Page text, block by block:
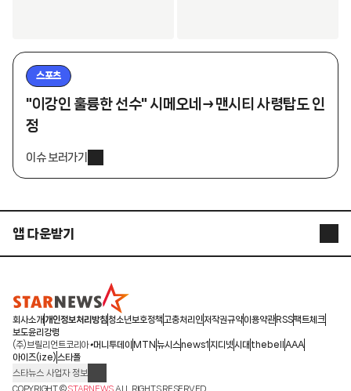
스포츠
"이강인 훌륭한 선수" 시메오네→맨시티 사령탑도 인
정
이슈 보러가기
앱 다운받기
STARPOLL
회사소개 개인정보처리방침청소년보호정책 고충처리인저작권규약이용약관 RSS팩트체크
보도윤리강령
(주)브릴리언트코리아 머니투데이 MTN 뉴시스news1 지디넷시대 thebell AAA
아이즈(ize) 스타폴
스타뉴스 사업자 정보
주소: 서울시 종로구 청계천로 11(서린동, 청계한국빌딩)
COPYRIGHT ©STARNEWSALL RIGHTS RESERVED.